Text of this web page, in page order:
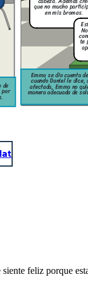
que no mucho
en mis bromas.
te
de
por
Emma se dio cuenta
cuando Daniel le dice,
afectada, Emma no
manera adecuada de
feliz porque